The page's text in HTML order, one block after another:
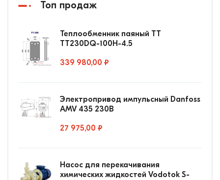
Топ продаж
Теплообменник паяный ТТ
ТТ230DQ-100Н-4.5
339 980,00 ₽
Электропривод импульсный Danfoss
AMV 435 230В
27 975,00 ₽
Насос для перекачивания
химических жидкостей Vodotok S-